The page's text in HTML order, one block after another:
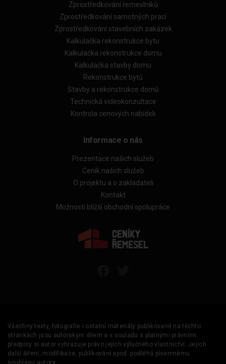
Zprostředkování řemeslníků
Zprostředkování samotných prací
Zprostředkování stavebních zakázek
Kalkulačka rekonstrukce bytu
Kalkulačka rekonstrukce domu
Kalkulačka stavby domu
Rekonstrukce bytů
Stavby a rekonstrukce domů
Technická videokonzultace
Kontrola cenových nabídek
Informace o nás
Prezentace našich služeb
Ceník našich služeb
O projektu a o zakladateli
Kontakt
Možnosti bližší obchodní spolupráce
Všechny texty, fotografie i ostatní materiály publikované na těchto
stránkách jsou autorským dílem a v souladu s platnými právními
předpisy si autor vyhrazuje právo jejich výlučného vlastnictví. Jejich
další šíření, modifikace, publikování apod. podléhá písemnému